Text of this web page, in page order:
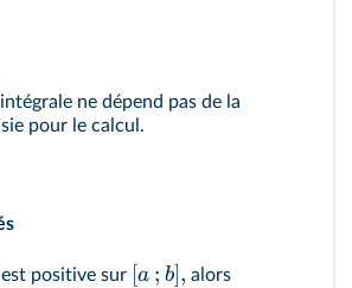
ne dépend pas de la
pour le calcul.
est positive sur [a ; b], alors